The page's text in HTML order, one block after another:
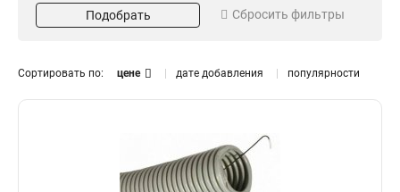
Черный 21 20
Подобрать Сбросить фильтры
Сортировать по: цене дате добавления популярности